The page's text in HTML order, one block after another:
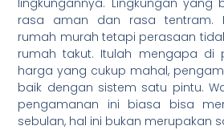
rasa aman dan rasa tentram.
rumah murah tetapi perasaan
rumah takut. Itulah mengapa di
harga yang cukup mahal,
baik dengan sistem satu pintu.
pengamanan ini biasa bisa
sebulan, hal ini bukan merupakan